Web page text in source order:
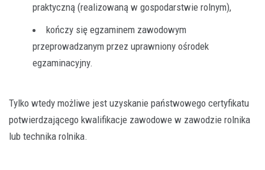
praktyczną (realizowaną w gospodarstwie rolnym),
kończy się egzaminem zawodowym
przeprowadzanym przez uprawniony ośrodek
egzaminacyjny.
Tylko wtedy możliwe jest uzyskanie państwowego certyfikatu
potwierdzającego kwalifikacje zawodowe w zawodzie rolnika
lub technika rolnika.